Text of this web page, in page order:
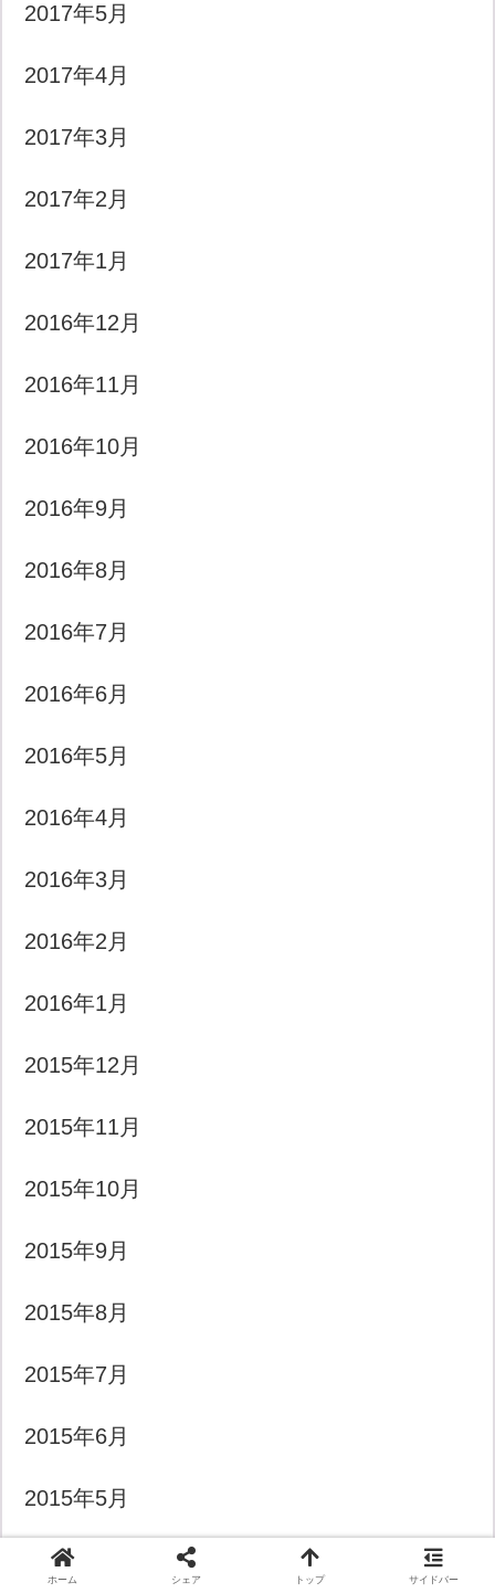
2017年5月
2017年4月
2017年3月
2017年2月
2017年1月
2016年12月
2016年11月
2016年10月
2016年9月
2016年8月
2016年7月
2016年6月
2016年5月
2016年4月
2016年3月
2016年2月
2016年1月
2015年12月
2015年11月
2015年10月
2015年9月
2015年8月
2015年7月
2015年6月
2015年5月
2015年4月
ホーム シェア トップ サイドバー